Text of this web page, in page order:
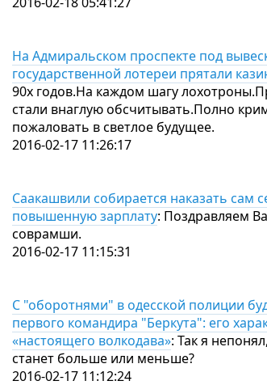
На Адмиральском проспекте под
государственной лотереи прятали
90х годов.На каждом шагу
стали внаглую обсчитывать.Полно
пожаловать в светлое будущее.
2016-02-17 11:26:17
Саакашвили собирается наказать сам
повышенную зарплату: Поздравляем
соврамши.
2016-02-17 11:15:31
С "оборотнями" в одесской полиции
первого командира "Беркута": его
«настоящего волкодава»: Так я
станет больше или меньше?
2016-02-17 11:12:24